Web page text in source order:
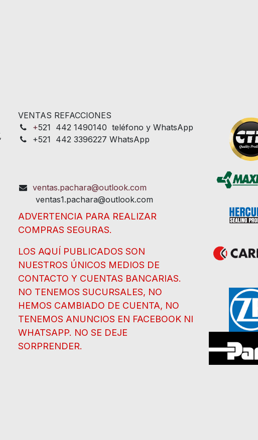
VENTAS REFACCIONES
+521 442 1490140 teléfono y WhatsApp
+521 442 3396227 WhatsApp
ventas.pachara@outlook.com
ventas1.pachara@outlook.com
ADVERTENCIA PARA REALIZAR
COMPRAS SEGURAS.
LOS AQUÍ PUBLICADOS SON
NUESTROS ÚNICOS MEDIOS DE
CONTACTO Y CUENTAS BANCARIAS.
NO TENEMOS SUCURSALES, NO
HEMOS CAMBIADO DE CUENTA, NO
TENEMOS ANUNCIOS EN FACEBOOK NI
WHATSAPP. NO SE DEJE
SORPRENDER.